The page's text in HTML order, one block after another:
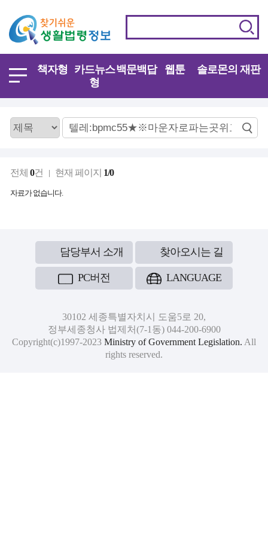
책자형
카드뉴스
형
백문백답 웹툰 솔로몬의 재판
전체 0건 현재 페이지 1/0
자료가 없습니다.
담당부서 소개 찾아오시는 길
PC버전 LANGUAGE
30102 세종특별자치시 도움5로 20,
정부세종청사 법제처(7-1동) 044-200-6900
Copyright(c)1997-2023 Ministry of Government Legislation. All
rights reserved.